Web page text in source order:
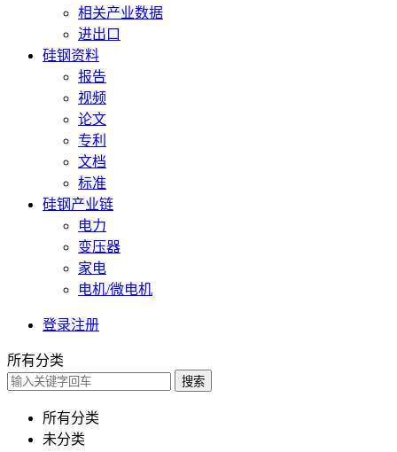
相关产业数据
进出口
硅钢资料
报告
视频
论文
专利
文档
标准
硅钢产业链
电力
变压器
家电
电机/微电机
登录注册
所有分类
搜索
所有分类
未分类